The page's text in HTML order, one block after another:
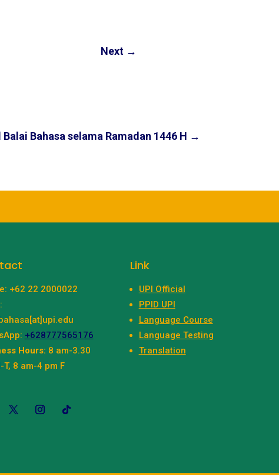
Next →
Bahasa selama Ramadan 1446 H →
+62 22 2000022
+628777565176
Hours: 8 am-3.30
T, 8 am-4 pm F
Link
UPI Official
PPID UPI
Language Course
Language Testing
Translation